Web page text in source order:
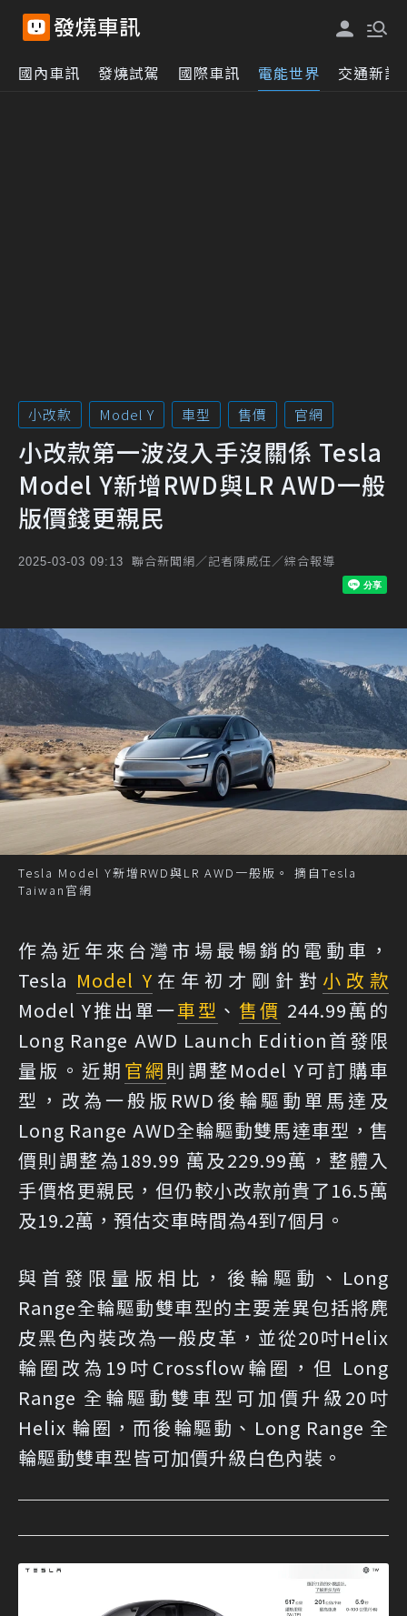
國內車訊 發燒試駕 國際車訊 電能世界 交通新訊
小改款 Model Y 車型 售價 官網
小改款第一波沒入手沒關係 Tesla
Model Y新增RWD與LR AWD一般
版價錢更親民
2025-03-03 09:13 聯合新聞網／記者陳威任／綜合報導
Tesla Model Y新增RWD與LR AWD一般版。 摘自Tesla
Taiwan官網
作為近年來台灣市場最暢銷的電動車，
Tesla Model Y 在年初才剛針對 小改款
Model Y推出單一車型 、 售價 244.99萬的
Long Range AWD Launch Edition首發限
量版。近期 官網 則調整Model Y可訂購車
型，改為一般版RWD後輪驅動單馬達及
Long Range AWD全輪驅動雙馬達車型，售
價則調整為189.99 萬及229.99萬，整體入
手價格更親民，但仍較小改款前貴了16.5萬
及19.2萬，預估交車時間為4到7個月。
與首發限量版相比，後輪驅動、Long
Range全輪驅動雙車型的主要差異包括將麂
皮黑色內裝改為一般皮革，並從20吋Helix
輪圈改為19吋Crossflow輪圈，但 Long
Range 全輪驅動雙車型可加價升級20吋
Helix 輪圈，而後輪驅動、Long Range 全
輪驅動雙車型皆可加價升級白色內裝。